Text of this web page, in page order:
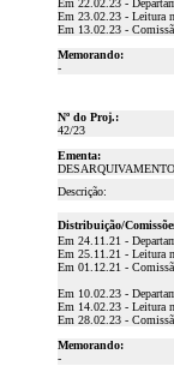
Em 22.02.23 -
Em 23.02.23 - Leitura
Em 13.02.23 -
Memorando:
-
Nº do Proj.:
42/23
Ementa:
Descrição:
Distribuição/
Em 24.11.21 -
Em 25.11.21 - Leitura
Em 01.12.21 -
Em 10.02.23 -
Em 14.02.23 - Leitura
Em 28.02.23 -
Memorando:
-